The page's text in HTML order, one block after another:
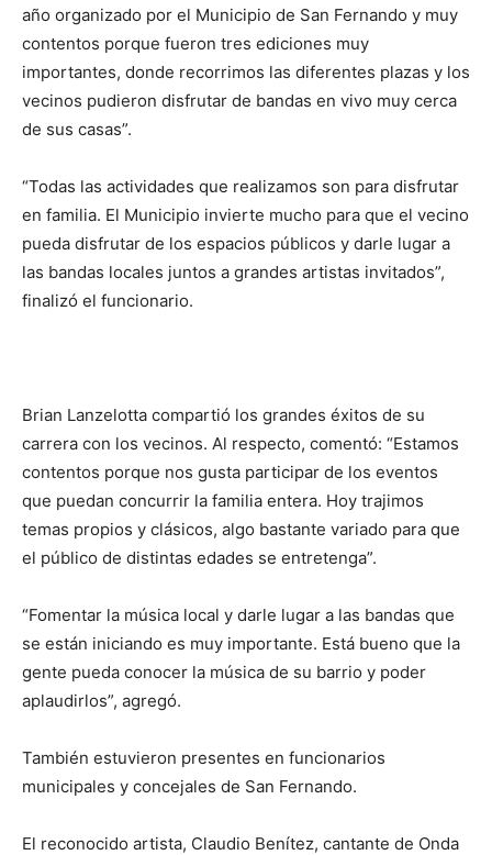
año organizado por el Municipio de San Fernando y muy
contentos porque fueron tres ediciones muy
importantes, donde recorrimos las diferentes plazas y los
vecinos pudieron disfrutar de bandas en vivo muy cerca
de sus casas”.
“Todas las actividades que realizamos son para disfrutar
en familia. El Municipio invierte mucho para que el vecino
pueda disfrutar de los espacios públicos y darle lugar a
las bandas locales juntos a grandes artistas invitados”,
finalizó el funcionario.
Brian Lanzelotta compartió los grandes éxitos de su
carrera con los vecinos. Al respecto, comentó: “Estamos
contentos porque nos gusta participar de los eventos
que puedan concurrir la familia entera. Hoy trajimos
temas propios y clásicos, algo bastante variado para que
el público de distintas edades se entretenga”.
“Fomentar la música local y darle lugar a las bandas que
se están iniciando es muy importante. Está bueno que la
gente pueda conocer la música de su barrio y poder
aplaudirlos”, agregó.
También estuvieron presentes en funcionarios
municipales y concejales de San Fernando.
El reconocido artista, Claudio Benítez, cantante de Onda